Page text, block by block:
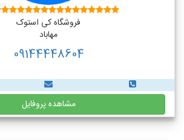
فروشگاه کی استوک
مهاباد
09144448604
مشاهده پروفایل